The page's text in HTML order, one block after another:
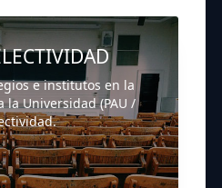
e institutos en la
la Universidad (PAU /